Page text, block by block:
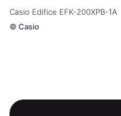
Casio Edifice EFK-200XPB-1A
© Casio